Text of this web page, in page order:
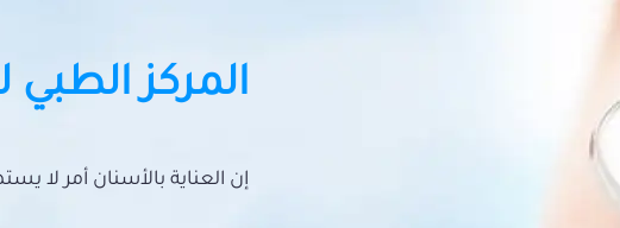
المركز الطبي
إن العناية بالأسنان أمر لا